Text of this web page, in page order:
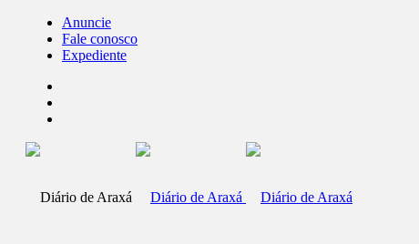
Anuncie
Fale conosco
Expediente